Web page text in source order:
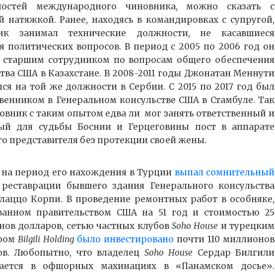
международного чиновника, можно сказать с
натяжкой. Ранее, находясь в командировках с супругой,
занимал технические должности, не касавшиеся
политических вопросов. В период с 2005 по 2006 год он
старшим сотрудником по вопросам общего обеспечения
США в Казахстане. В 2008-2011 годы Джонатан Меннути
на той же должности в Сербии. С 2015 по 2017 год был
в Генеральном консульстве США в Стамбуле. Так
с таким опытом едва ли мог занять ответственный и
для судьбы Боснии и Герцеговины пост в аппарате
представителя без протекции своей жены.
на период его нахождения в Турции выпал сомнительный
реставрации бывшего здания Генерального консульства
Корпи. В проведение ремонтных работ в особняке,
правительством США на 51 год и стоимостью 25
долларов, сетью частных клубов Soho House и турецким
Bilgili Holding было инвестировано почти 110 миллионов
Любопытно, что владелец Soho House Сердар Билгили
в офшорных махинациях в «Панамском досье».